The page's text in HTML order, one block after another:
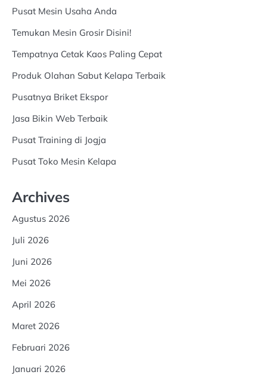
Pusat Mesin Usaha Anda
Temukan Mesin Grosir Disini!
Tempatnya Cetak Kaos Paling Cepat
Produk Olahan Sabut Kelapa Terbaik
Pusatnya Briket Ekspor
Jasa Bikin Web Terbaik
Pusat Training di Jogja
Pusat Toko Mesin Kelapa
Archives
Agustus 2026
Juli 2026
Juni 2026
Mei 2026
April 2026
Maret 2026
Februari 2026
Januari 2026